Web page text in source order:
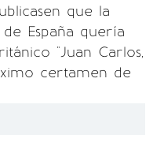
que la
España quería
"Juan Carlos,
certamen de